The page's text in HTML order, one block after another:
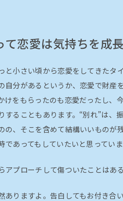
て恋愛は気持ちを成
と小さい頃から恋愛をしてきたタ
自分があるというか、恋愛で財産
けをもらったのも恋愛だったし、
することもあります。“別れ”は、
の、そこを含めて結構いいものが
であってもしていたいと思っていま
アプローチして傷ついたことはあ
ありますよ。告白してもお付き合